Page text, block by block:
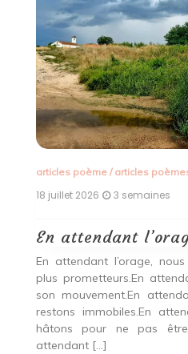
articles poème/ articles
18 juillet 2026 3 semaines
En attendant
En attendant l’orage,
plus prometteurs.En
son mouvement.En
restons immobiles.En
hâtons pour ne pas
attendant […]